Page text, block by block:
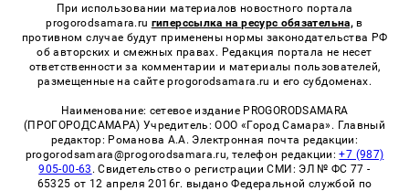
При использовании материалов новостного портала
progorodsamara.ru гиперссылка на ресурс обязательна, в
противном случае будут применены нормы законодательства РФ
об авторских и смежных правах. Редакция портала не несет
ответственности за комментарии и материалы пользователей,
размещенные на сайте progorodsamara.ru и его субдоменах.
Наименование: сетевое издание PROGORODSAMARA
(ПРОГОРОДСАМАРА) Учредитель: ООО «Город Самара». Главный
редактор: Романова А.А. Электронная почта редакции:
progorodsamara@progorodsamara.ru, телефон редакции:+7 (987)
905-00-63 . Свидетельство о регистрации СМИ: ЭЛ № ФС 77 -
65325 от 12 апреля 2016г. выдано Федеральной службой по